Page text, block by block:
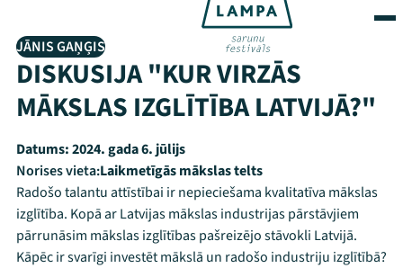
JĀNIS GAŅĢIS
DISKUSIJA "KUR VIRZĀS
MĀKSLAS IZGLĪTĪBA LATVIJĀ?"
Datums:2024. gada 6. jūlijs
Norises vieta:Laikmetīgās mākslas telts
Radošo talantu attīstībai ir nepieciešama kvalitatīva mākslas
izglītība. Kopā ar Latvijas mākslas industrijas pārstāvjiem
pārrunāsim mākslas izglītības pašreizējo stāvokli Latvijā.
Kāpēc ir svarīgi investēt mākslā un radošo industriju izglītībā?